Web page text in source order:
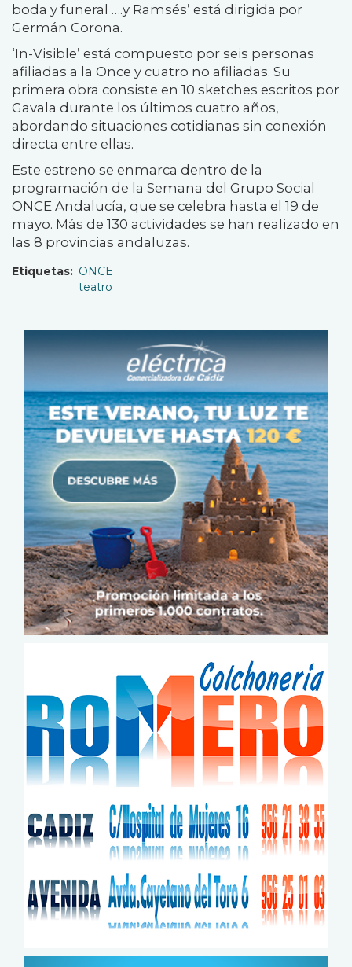
boda y funeral ….y Ramsés’ está dirigida por
Germán Corona.
‘In-Visible’ está compuesto por seis personas
afiliadas a la Once y cuatro no afiliadas. Su
primera obra consiste en 10 sketches escritos por
Gavala durante los últimos cuatro años,
abordando situaciones cotidianas sin conexión
directa entre ellas.
Este estreno se enmarca dentro de la
programación de la Semana del Grupo Social
ONCE Andalucía, que se celebra hasta el 19 de
mayo. Más de 130 actividades se han realizado en
las 8 provincias andaluzas.
Etiquetas
ONCE
teatro